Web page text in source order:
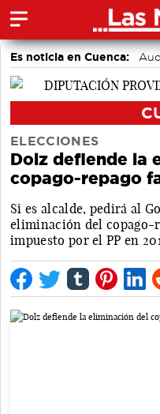
Es noticia en Cuenca:
ELECCIONES
Dolz defiende la
copago-repago
Si es alcalde, pedirá al
eliminación del copago-
impuesto por el PP en